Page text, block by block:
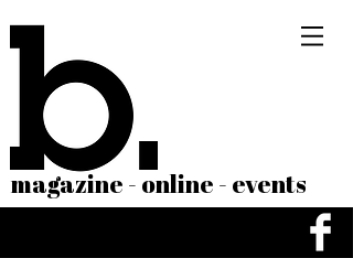
magazine - online - events